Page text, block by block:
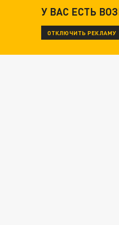
У ВАС ЕСТЬ
ОТКЛЮЧИТЬ РЕКЛАМУ